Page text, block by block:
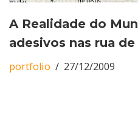
A Realidade do
adesivos nas rua
portfolio 27/12/2009